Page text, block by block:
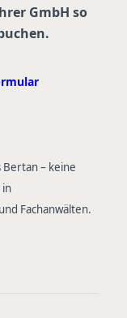
GmbH so
– keine
in
Fachanwälten.